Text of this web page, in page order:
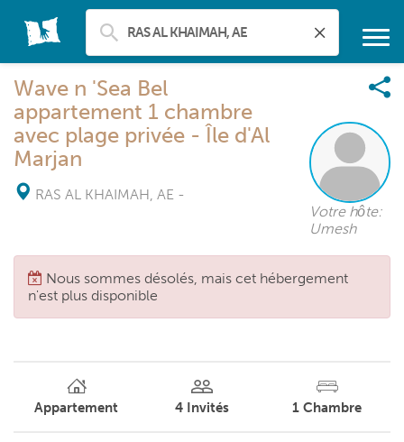
Wave n 'Sea Bel
appartement 1 chambre
avec plage privée - Île d'Al
Marjan
RAS AL KHAIMAH, AE -
Votre hôte:
Umesh
Nous sommes désolés, mais cet hébergement
n'est plus disponible
Appartement 4 Invités 1 Chambre